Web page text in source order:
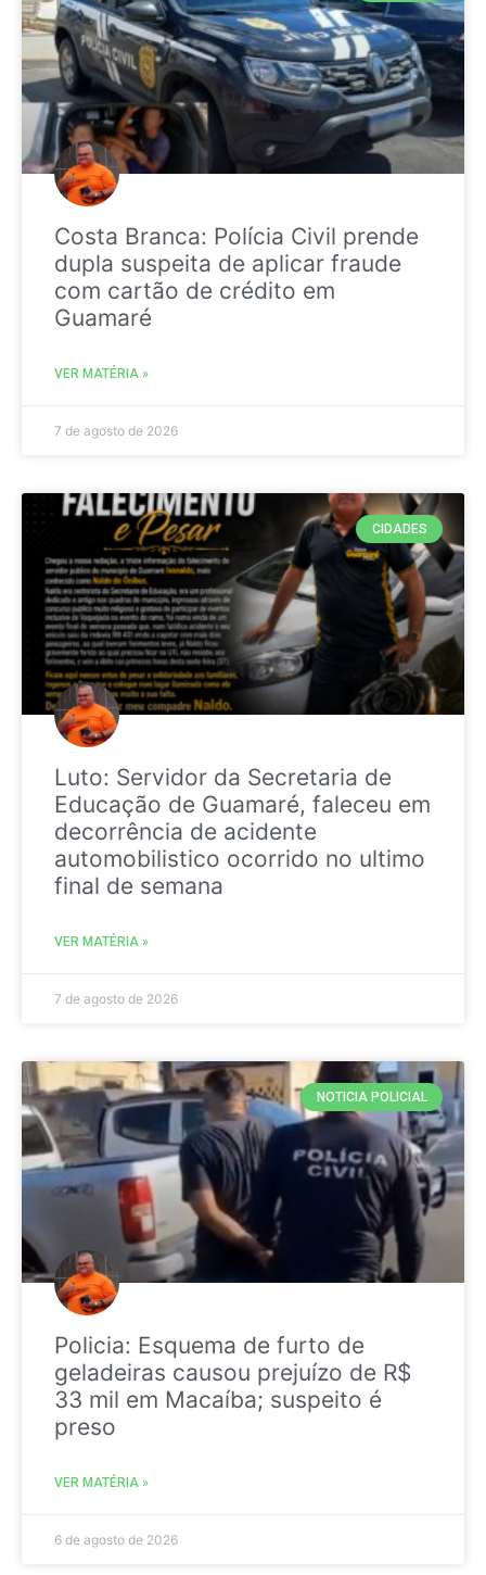
Costa Branca: Polícia Civil prende
dupla suspeita de aplicar fraude
com cartão de crédito em
Guamaré
VER MATÉRIA »
7 de agosto de 2026
CIDADES
Luto: Servidor da Secretaria de
Educação de Guamaré, faleceu em
decorrência de acidente
automobilistico ocorrido no ultimo
final de semana
VER MATÉRIA »
7 de agosto de 2026
NOTICIA POLICIAL
Policia: Esquema de furto de
geladeiras causou prejuízo de R$
33 mil em Macaíba; suspeito é
preso
VER MATÉRIA »
6 de agosto de 2026